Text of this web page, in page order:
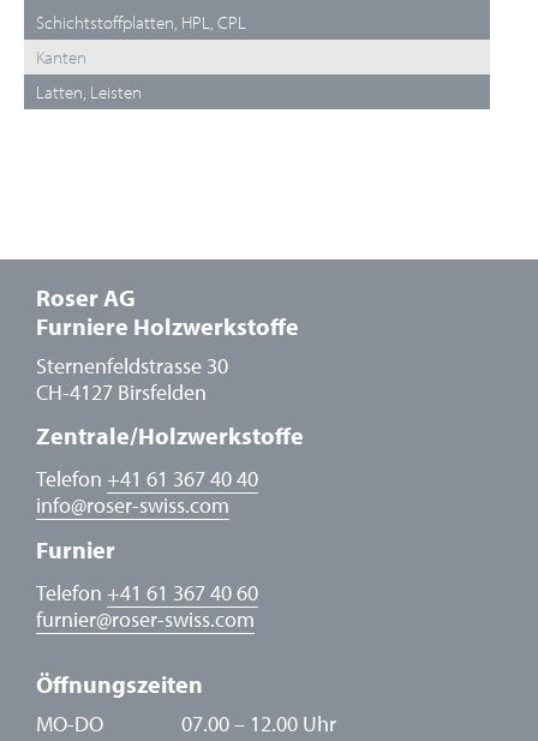
Schichtstoffplatten, HPL, CPL
Kanten
Latten, Leisten
Roser AG
Furniere Holzwerkstoffe
Sternenfeldstrasse 30
CH-4127 Birsfelden
Zentrale/Holzwerkstoffe
Telefon +41 61 367 40 40
info@roser-swiss.com
Furnier
Telefon +41 61 367 40 60
furnier@roser-swiss.com
Öffnungszeiten
MO-DO
07.00 – 12.00 Uhr